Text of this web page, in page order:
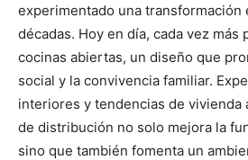
experimentado una transformación
décadas. Hoy en día, cada vez más
cocinas abiertas, un diseño que
social y la convivencia familiar.
interiores y tendencias de vivienda
de distribución no solo mejora la
sino que también fomenta un